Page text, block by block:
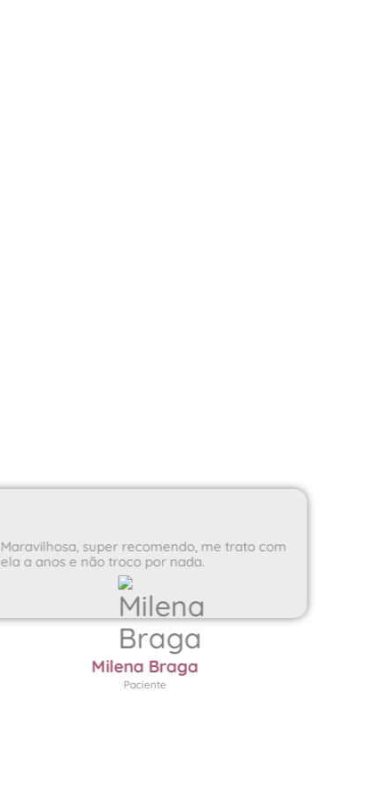
Milena Braga
Paciente
Maravilhosa, super recomendo, me trato com
ela a anos e não troco por nada.